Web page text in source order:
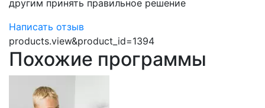
другим принять правильное решение
Написать отзыв
products.view&product_id=1394
Похожие программы